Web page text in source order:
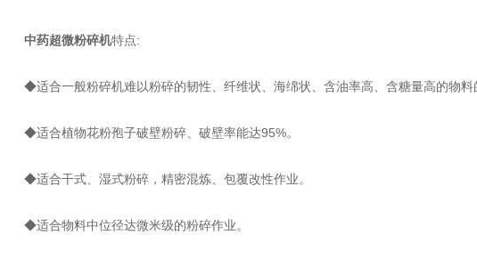
中药超微粉碎机特点:
◆适合一般粉碎机难以粉碎的韧性、纤维状、海绵状、含油率高、含糖量高的物料
◆适合植物花粉孢子破壁粉碎、破壁率能达95%。
◆适合干式、湿式粉碎，精密混炼、包覆改性作业。
◆适合物料中位径达微米级的粉碎作业。